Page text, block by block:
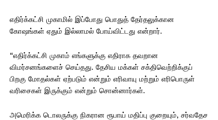
எதிர்க்கட்சி முகாமில் இப்போது பொதுத் தேர்தலுக்கான
கோஷங்கள் ஏதும் இல்லாமல் போய்விட்டது என்றார்.
“எதிர்க்கட்சி முகாம் எங்களுக்கு எதிராக தவறான
விமர்சனங்களைச் செய்தது. தேசிய மக்கள் சக்திவெற்றிக்குப்
பிறகு மோதல்கள் ஏற்படும் என்றும் எரிவாயு மற்றும் எரிபொருள்
வரிசைகள் இருக்கும் என்றும் சொன்னார்கள்.
அமெரிக்க டொலருக்கு நிகரான ரூபாய் மதிப்பு குறையும், சர்வதேச